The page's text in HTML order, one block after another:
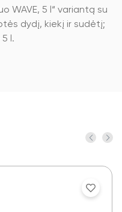
WAVE, 5 l“ variantą su
dydį, kiekį ir sudėtį;
l.